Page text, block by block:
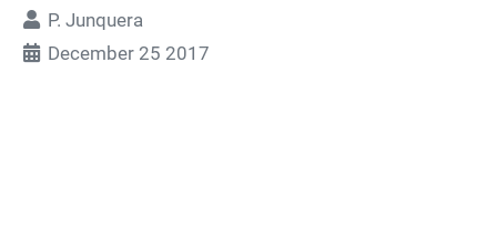
P. Junquera
December 25 2017